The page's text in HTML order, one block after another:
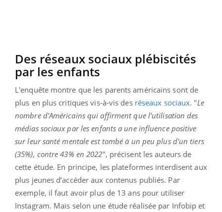
Des réseaux sociaux plébiscités
par les enfants
L'enquête montre que les parents américains sont de
plus en plus critiques vis-à-vis des réseaux sociaux. "Le
nombre d'Américains qui affirment que l'utilisation des
médias sociaux par les enfants a une influence positive
sur leur santé mentale est tombé à un peu plus d'un tiers
(35%), contre 43% en 2022", précisent les auteurs de
cette étude. En principe, les plateformes interdisent aux
plus jeunes d’accéder aux contenus publiés. Par
exemple, il faut avoir plus de 13 ans pour utiliser
Instagram. Mais selon une étude réalisée par Infobip et